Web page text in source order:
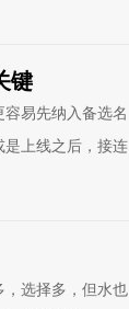
键
易先纳入备选名
是上线之后，接连
，选择多，但水也